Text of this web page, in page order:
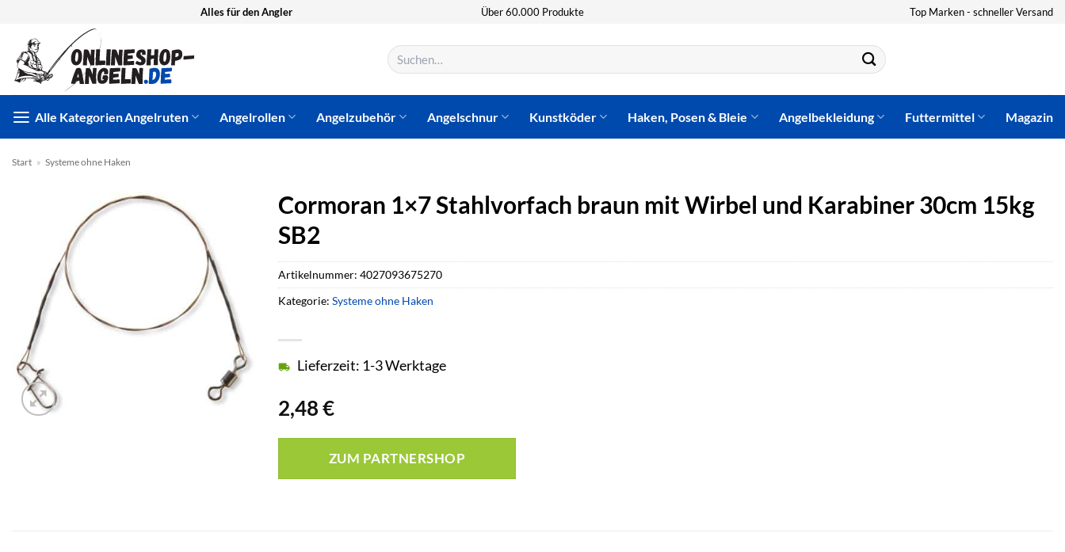
springen
Alles für den Angler Über 60.000 Produkte Top Marken - schneller Versand
Suchen
nach:
Alle KategorienAngelruten Angelrollen Angelzubehör Angelschnur Kunstköder Haken, Posen & Bleie Angelbekleidung Futtermittel Magazin
Start » Systeme ohne Haken
Cormoran 1×7 Stahlvorfach braun mit Wirbel und Karabiner 30cm 15kg
SB2
2,48€
Lieferzeit: 1-3 Werktage
ZUM PARTNERSHOP
Artikelnummer: 4027093675270
Kategorie: Systeme ohne Haken